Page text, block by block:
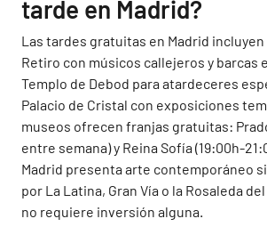
tarde en Madrid?
Las tardes gratuitas en Madrid incluyen
Retiro con músicos callejeros y barcas
Templo de Debod para atardeceres
Palacio de Cristal con exposiciones
museos ofrecen franjas gratuitas:
entre semana) y Reina Sofía (19:00h-
Madrid presenta arte contemporáneo
por La Latina, Gran Vía o la Rosaleda
no requiere inversión alguna.